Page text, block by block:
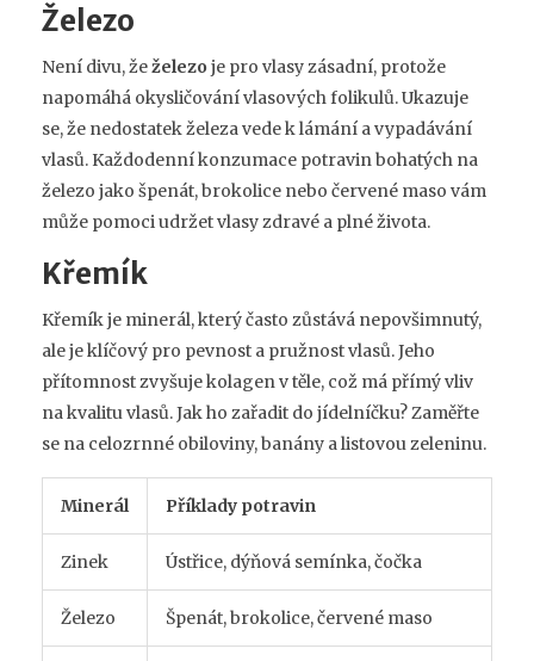
Železo
Není divu, žeželezo je pro vlasy zásadní, protože
napomáhá okysličování vlasových folikulů. Ukazuje
se, že nedostatek železa vede k lámání a vypadávání
vlasů. Každodenní konzumace potravin bohatých na
železo jako špenát, brokolice nebo červené maso vám
může pomoci udržet vlasy zdravé a plné života.
Křemík
Křemík je minerál, který často zůstává nepovšimnutý,
ale je klíčový pro pevnost a pružnost vlasů. Jeho
přítomnost zvyšuje kolagen v těle, což má přímý vliv
na kvalitu vlasů. Jak ho zařadit do jídelníčku? Zaměřte
se na celozrnné obiloviny, banány a listovou zeleninu.
Minerál Příklady potravin
Zinek Ústřice, dýňová semínka, čočka
Železo Špenát, brokolice, červené maso